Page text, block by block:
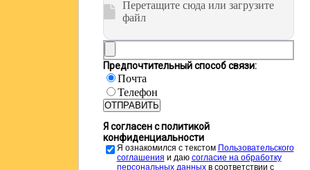
Перетащите сюда или загрузите
файл
Предпочтительный способ связи:
Почта
Телефон
ОТПРАВИТЬ
Я согласен с политикой
конфиденциальности
Я ознакомился с текстом Пользовательского
соглашения и даю cогласие на обработку
персональных данныхв соответствии с